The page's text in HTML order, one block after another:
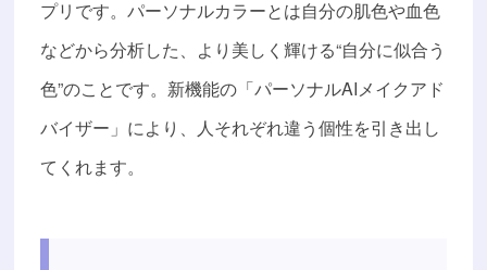
プリです。パーソナルカラーとは自分の肌色や血色
などから分析した、より美しく輝ける“自分に似合う
色”のことです。新機能の「パーソナルAIメイクアド
バイザー」により、人それぞれ違う個性を引き出し
てくれます。